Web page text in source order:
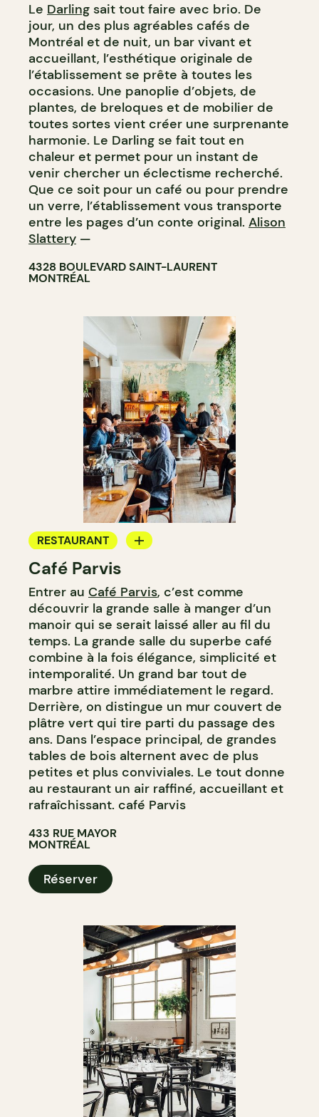
BAR
BAR À COCKTAIL
Le Darling sait tout faire avec brio. De
jour, un des plus agréables cafés de
Montréal et de nuit, un bar vivant et
accueillant, l’esthétique originale de
l’établissement se prête à toutes les
occasions. Une panoplie d’objets, de
plantes, de breloques et de mobilier de
toutes sortes vient créer une surprenante
harmonie. Le Darling se fait tout en
chaleur et permet pour un instant de
venir chercher un éclectisme recherché.
Que ce soit pour un café ou pour prendre
un verre, l’établissement vous transporte
entre les pages d’un conte original. Alison
Slattery —
4328 BOULEVARD SAINT-LAURENT
MONTRÉAL
RESTAURANT
CAFÉ
Café Parvis
Entrer au Café Parvis, c’est comme
découvrir la grande salle à manger d’un
manoir qui se serait laissé aller au fil du
temps. La grande salle du superbe café
combine à la fois élégance, simplicité et
intemporalité. Un grand bar tout de
marbre attire immédiatement le regard.
Derrière, on distingue un mur couvert de
plâtre vert qui tire parti du passage des
ans. Dans l’espace principal, de grandes
tables de bois alternent avec de plus
petites et plus conviviales. Le tout donne
au restaurant un air raffiné, accueillant et
rafraîchissant. café Parvis
433 RUE MAYOR
MONTRÉAL
Réserver